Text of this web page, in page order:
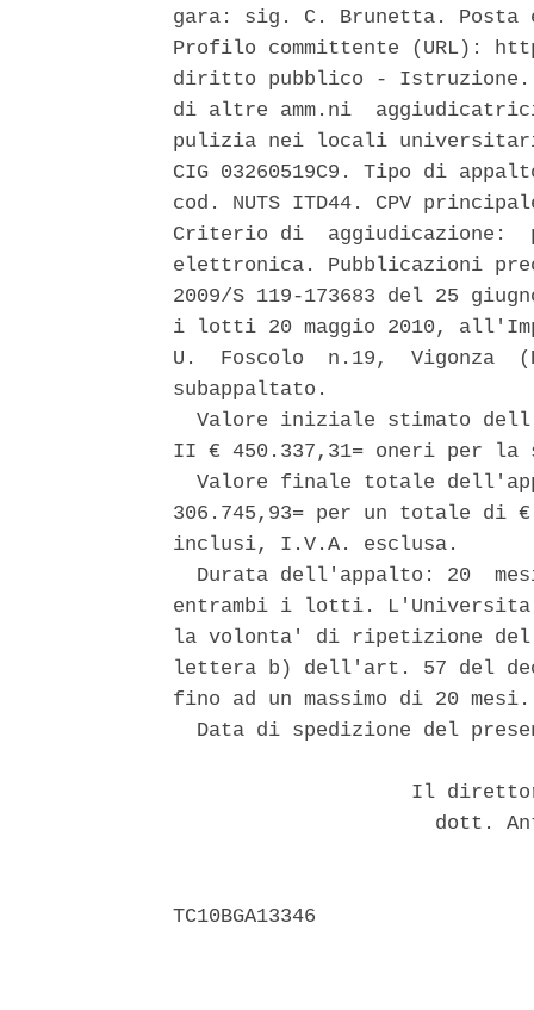
gara: sig. C. Brunetta. Posta
Profilo committente (URL):
diritto pubblico - Istruzione.
di altre amm.ni
pulizia nei locali
CIG 03260519C9. Tipo di
cod. NUTS ITD44. CPV
Criterio di  aggiudicazione:
elettronica. Pubblicazioni
2009/S 119-173683 del 25
i lotti 20 maggio 2010,
U.  Foscolo  n.19,  Vigonza
subappaltato.
Valore iniziale stimato
II € 450.337,31= oneri per
Valore finale totale
306.745,93= per un totale di
inclusi, I.V.A. esclusa.
Durata dell'appalto: 20
entrambi i lotti.
la volonta' di ripetizione
lettera b) dell'art. 57 del
fino ad un massimo di 20
Data di spedizione del
Il
dott.